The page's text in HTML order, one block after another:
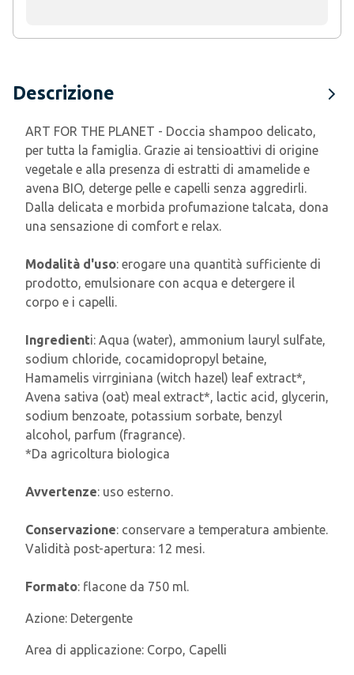
Descrizione
ART FOR THE PLANET - Doccia shampoo delicato,
per tutta la famiglia. Grazie ai tensioattivi di origine
vegetale e alla presenza di estratti di amamelide e
avena BIO, deterge pelle e capelli senza aggredirli.
Dalla delicata e morbida profumazione talcata, dona
una sensazione di comfort e relax.
Modalità d'uso: erogare una quantità sufficiente di
prodotto, emulsionare con acqua e detergere il
corpo e i capelli.
Ingredienti: Aqua (water), ammonium lauryl sulfate,
sodium chloride, cocamidopropyl betaine,
Hamamelis virrginiana (witch hazel) leaf extract*,
Avena sativa (oat) meal extract*, lactic acid, glycerin,
sodium benzoate, potassium sorbate, benzyl
alcohol, parfum (fragrance).
*Da agricoltura biologica
Avvertenze: uso esterno.
Conservazione: conservare a temperatura ambiente.
Validità post-apertura: 12 mesi.
Formato: flacone da 750 ml.
Azione: Detergente
Area di applicazione: Corpo, Capelli